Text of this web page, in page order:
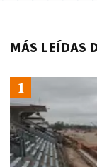
MÁS LEÍDAS